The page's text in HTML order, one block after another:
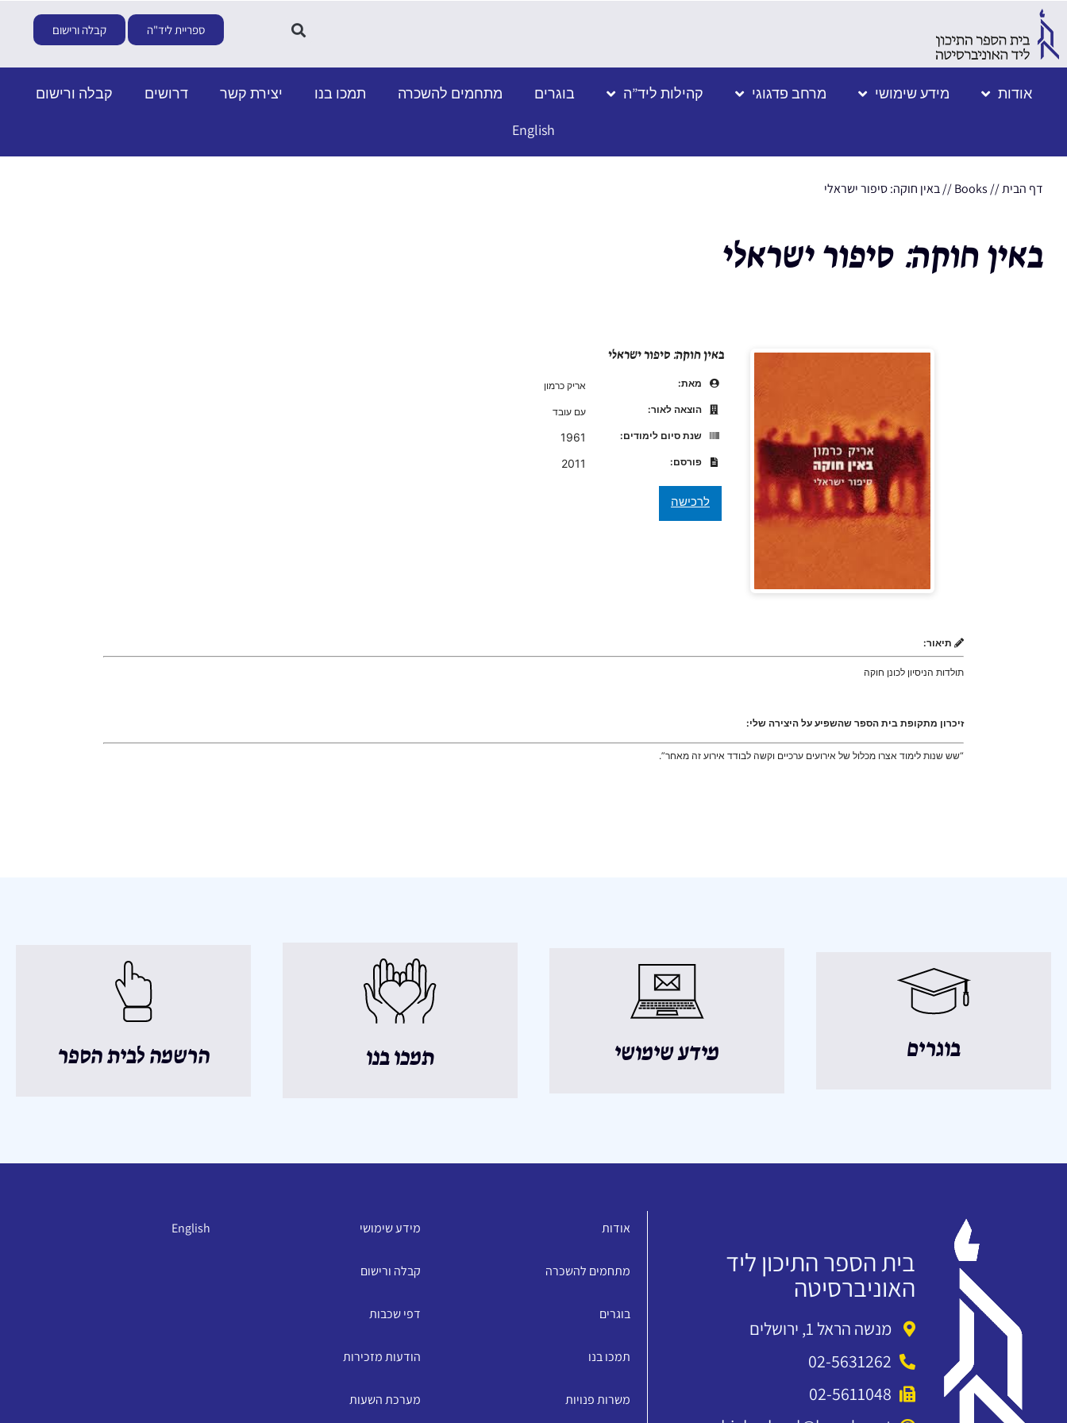
ספריית ליד"ה קבלה ורישום
אודות מידע שימושי מרחב פדגוגי קהילות ליד”ה בוגרים מתחמים להשכרה תמכו בנו יצירת קשר דרושים
קבלה ורישום
English
דף הבית//
Books
//באין חוקה: סיפור ישראלי
באין חוקה: סיפור ישראלי
באין חוקה: סיפור ישראלי
מאת:
אריק כרמון
הוצאה לאור:
עם עובד
שנת סיום לימודים:
1961
פורסם: 2011
תיאור:
תולדות הניסיון לכונן חוקה
זיכרון מתקופת בית הספר שהשפיע על היצירה שלי:
“שש שנות לימוד אצרו מכלול של אירועים ערכיים וקשה לבודד אירוע זה מאחר”.
בוגרים מידע שימושי תמכו בנו הרשמה לבית הספר
בית הספר התיכון ליד
האוניברסיטה
מנשה הראל 1, ירושלים
02-5631262
02-5611048
אודות
מתחמים להשכרה
בוגרים
תמכו בנו
משרות פנויות
מידע שימושי
קבלה ורישום
דפי שכבות
הודעות מזכירות
מערכת השעות
English